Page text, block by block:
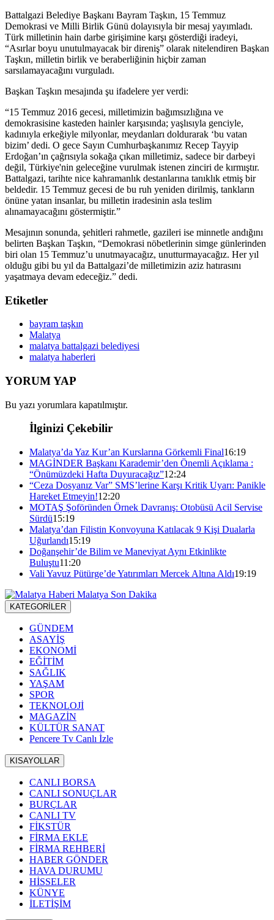
Battalgazi Belediye Başkanı Bayram Taşkın, 15 Temmuz
Demokrasi ve Milli Birlik Günü dolayısıyla bir mesaj yayımladı.
Türk milletinin hain darbe girişimine karşı gösterdiği iradeyi,
“Asırlar boyu unutulmayacak bir direniş” olarak nitelendiren Başkan
Taşkın, milletin birlik ve beraberliğinin hiçbir zaman
sarsılamayacağını vurguladı.
Başkan Taşkın mesajında şu ifadelere yer verdi:
“15 Temmuz 2016 gecesi, milletimizin bağımsızlığına ve
demokrasisine kasteden hainler karşısında; yaşlısıyla genciyle,
kadınıyla erkeğiyle milyonlar, meydanları doldurarak ‘bu vatan
bizim’ dedi. O gece Sayın Cumhurbaşkanımız Recep Tayyip
Erdoğan’ın çağrısıyla sokağa çıkan milletimiz, sadece bir darbeyi
değil, Türkiye'nin geleceğine vurulmak istenen zinciri de kırmıştır.
Battalgazi, tarihte nice kahramanlık destanlarına tanıklık etmiş bir
beldedir. 15 Temmuz gecesi de bu ruh yeniden dirilmiş, tankların
önüne yatan insanlar, bu milletin iradesinin asla teslim
alınamayacağını göstermiştir.”
Mesajının sonunda, şehitleri rahmetle, gazileri ise minnetle andığını
belirten Başkan Taşkın, “Demokrasi nöbetlerinin simge günlerinden
biri olan 15 Temmuz’u unutmayacağız, unutturmayacağız. Her yıl
olduğu gibi bu yıl da Battalgazi’de milletimizin aziz hatırasını
yaşatmaya devam edeceğiz.” dedi.
Etiketler
bayram taşkın
Malatya
malatya battalgazi belediyesi
malatya haberleri
YORUM YAP
Bu yazı yorumlara kapatılmıştır.
İlginizi Çekebilir
Malatya’da Yaz Kur’an Kurslarına Görkemli Final16:19
MAGİNDER Başkanı Karademir’den Önemli Açıklama :
“Önümüzdeki Hafta Duyuracağız”12:24
“Ceza Dosyanız Var” SMS’lerine Karşı Kritik Uyarı: Panikle
Hareket Etmeyin!12:20
MOTAŞ Şoföründen Örnek Davranış: Otobüsü Acil Servise
Sürdü15:19
Malatya’dan Filistin Konvoyuna Katılacak 9 Kişi Dualarla
Uğurlandı15:19
Doğanşehir’de Bilim ve Maneviyat Aynı Etkinlikte
Buluştu11:20
Vali Yavuz Pütürge’de Yatırımları Mercek Altına Aldı19:19
KATEGORİLER
GÜNDEM
ASAYİŞ
EKONOMİ
EĞİTİM
SAĞLIK
YAŞAM
SPOR
TEKNOLOJİ
MAGAZİN
KÜLTÜR SANAT
Pencere Tv Canlı İzle
KISAYOLLAR
CANLI BORSA
CANLI SONUÇLAR
BURÇLAR
CANLI TV
FİKSTÜR
FİRMA EKLE
FİRMA REHBERİ
HABER GÖNDER
HAVA DURUMU
HİSSELER
KÜNYE
İLETİŞİM